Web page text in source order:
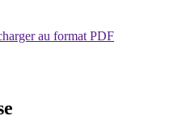
au format PDF